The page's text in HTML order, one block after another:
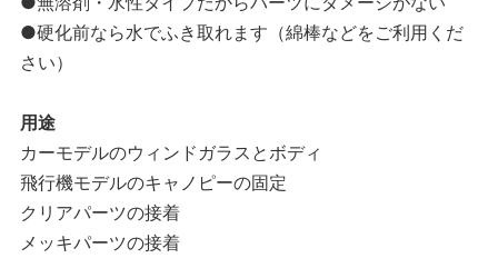
●硬化前なら水でふき取れます（綿棒などをご利用くだ
さい）
用途
カーモデルのウィンドガラスとボディ
飛行機モデルのキャノピーの固定
クリアパーツの接着
メッキパーツの接着